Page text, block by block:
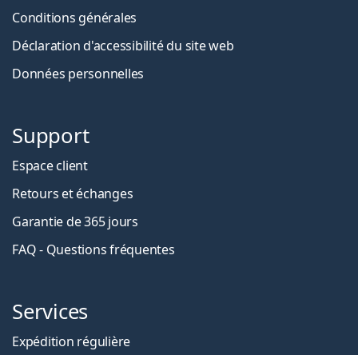
Conditions générales
Déclaration d'accessibilité du site web
Données personnelles
Support
Espace client
Retours et échanges
Garantie de 365 jours
FAQ - Questions fréquentes
Services
Expédition régulière